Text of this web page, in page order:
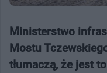
Ministerstwo
Mostu
tłumaczą, że jest